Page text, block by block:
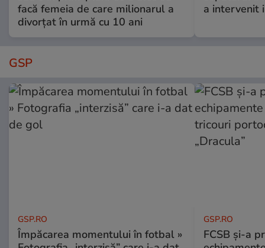
facă femeia de care milionarul a
divorțat în urmă cu 10 ani
a intervenit
GSP
GSP.RO
Împăcarea momentului în fotbal »
GSP.RO
FCSB și-a